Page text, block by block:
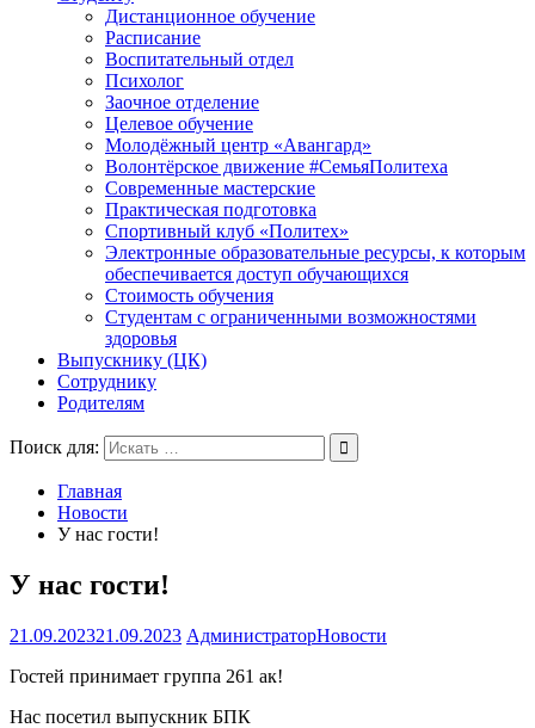
Дистанционное обучение
Расписание
Воспитательный отдел
Психолог
Заочное отделение
Целевое обучение
Молодёжный центр «Авангард»
Волонтёрское движение #СемьяПолитеха
Современные мастерские
Практическая подготовка
Спортивный клуб «Политех»
Электронные образовательные ресурсы, к которым
обеспечивается доступ обучающихся
Стоимость обучения
Студентам с ограниченными возможностями
здоровья
Выпускнику (ЦК)
Сотруднику
Родителям
Поиск для:
Главная
Новости
У нас гости!
У нас гости!
21.09.202321.09.2023 АдминистраторНовости
Гостей принимает группа 261 ак!
Нас посетил выпускник БПК